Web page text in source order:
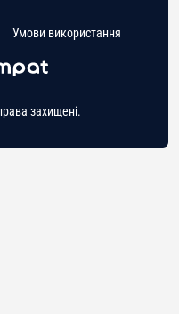
захищені.
Умови використання